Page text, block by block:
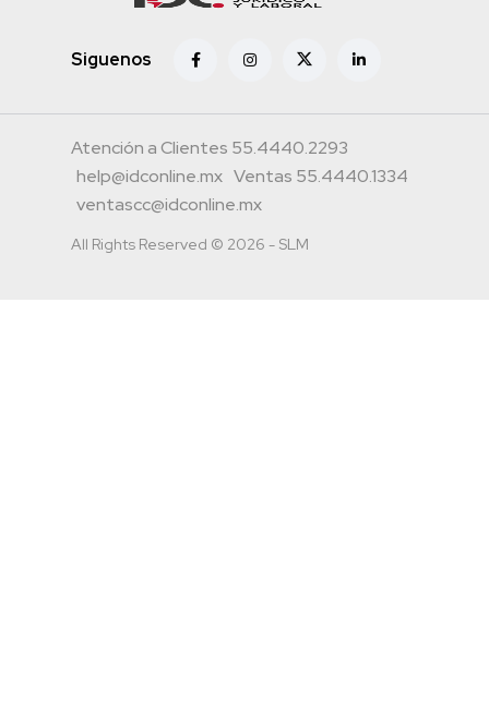
Siguenos
Atención a Clientes 55.4440.2293
help@idconline.mx Ventas 55.4440.1334
ventascc@idconline.mx
All Rights Reserved © 2026 - SLM